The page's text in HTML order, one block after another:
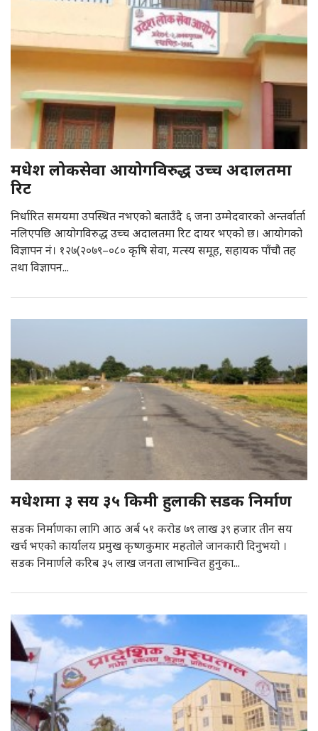
मधेश लोकसेवा आयोगविरुद्ध उच्च अदालतमा
रिट
निर्धारित समयमा उपस्थित नभएको बताउँदै ६ जना उम्मेदवारको अन्तर्वार्ता
नलिएपछि आयोगविरुद्ध उच्च अदालतमा रिट दायर भएको छ। आयोगको
विज्ञापन नं। १२७(२०७९–०८० कृषि सेवा, मत्स्य समूह, सहायक पाँचौ तह
तथा विज्ञापन...
मधेशमा ३ सय ३५ किमी हुलाकी सडक निर्माण
सडक निर्माणका लागि आठ अर्ब ५१ करोड ७९ लाख ३९ हजार तीन सय
खर्च भएको कार्यालय प्रमुख कृष्णकुमार महतोले जानकारी दिनुभयो ।
सडक निमार्णले करिब ३५ लाख जनता लाभान्वित हुनुका...